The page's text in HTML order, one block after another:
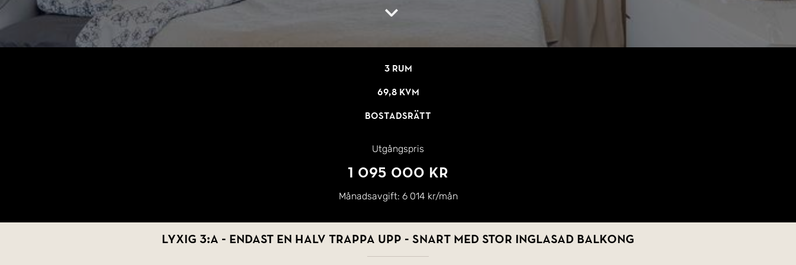
3 rum
69,8 kvm
Bostadsrätt
Utgångspris
1 095 000 kr
Månadsavgift: 6 014 kr/mån
Lyxig 3:a - Endast en halv trappa upp - Snart med stor inglasad balkong